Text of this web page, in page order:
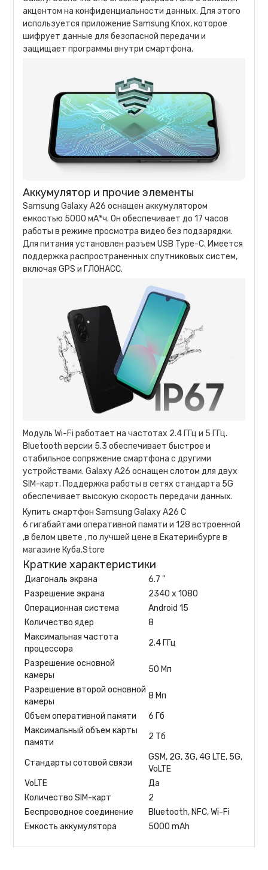
акцентом на конфиденциальности данных. Для этого
используется приложение Samsung Knox, которое
шифрует данные для безопасной передачи и
защищает программы внутри смартфона.
Аккумулятор и прочие элементы
Samsung Galaxy A26 оснащен аккумулятором
емкостью 5000 мА*ч. Он обеспечивает до 17 часов
работы в режиме просмотра видео без подзарядки.
Для питания установлен разъем USB Type-C. Имеется
поддержка распространенных спутниковых систем,
включая GPS и ГЛОНАСС.
Модуль Wi-Fi работает на частотах 2.4 ГГц и 5 ГГц.
Bluetooth версии 5.3 обеспечивает быстрое и
стабильное сопряжение смартфона с другими
устройствами. Galaxy A26 оснащен слотом для двух
SIM-карт. Поддержка работы в сетях стандарта 5G
обеспечивает высокую скорость передачи данных.
Купить смартфон Samsung Galaxy A26 С
6 гигабайтами оперативной памяти и 128 встроенной
,в белом цвете , по лучшей цене в Екатеринбурге в
магазине Куба.Store
Краткие характеристики
Диагональ экрана
6.7 "
Разрешение экрана
2340 x 1080
Операционная система
Android 15
Количество ядер
8
Максимальная частота
процессора
2.4 ГГц
Разрешение основной
камеры
50 Мп
Разрешение второй основной
камеры
8 Мп
Объем оперативной памяти
6 Гб
Максимальный объем карты
памяти
2 Тб
Стандарты сотовой связи
GSM, 2G, 3G, 4G LTE, 5G,
VoLTE
VoLTE
Да
Количество SIM-карт
2
Беспроводное соединение
Bluetooth, NFC, Wi-Fi
Емкость аккумулятора
5000 mAh